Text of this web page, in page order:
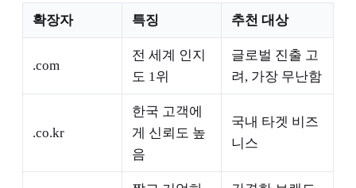
확장자 특징 추천 대상
.com
전 세계 인지
도 1위
글로벌 진출 고
려, 가장 무난함
.co.kr
한국 고객에
게 신뢰도 높
음
국내 타겟 비즈
니스